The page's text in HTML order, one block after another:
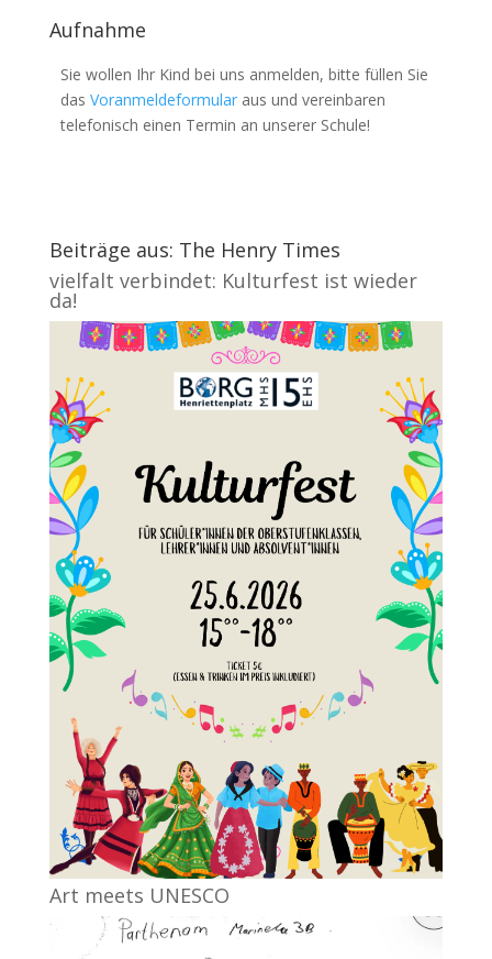
Aufnahme
Sie wollen Ihr Kind bei uns anmelden, bitte füllen Sie
das Voranmeldeformularaus und vereinbaren
telefonisch einen Termin an unserer Schule!
Beiträge aus: The Henry Times
vielfalt verbindet: Kulturfest ist wieder
da!
Art meets UNESCO